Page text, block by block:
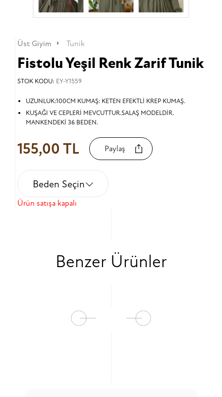
Üst Giyim Tunik
Fistolu Yeşil Renk Zarif Tunik
STOK KODU: EY-Y1559
UZUNLUK:100CM KUMAŞ: KETEN EFEKTLİ KREP KUMAŞ.
KUŞAĞI VE CEPLERİ MEVCUTTUR.SALAŞ MODELDİR.
MANKENDEKİ 36 BEDEN.
155,00 TL Paylaş
Beden Seçin
Ürün satışa kapalı
Benzer Ürünler